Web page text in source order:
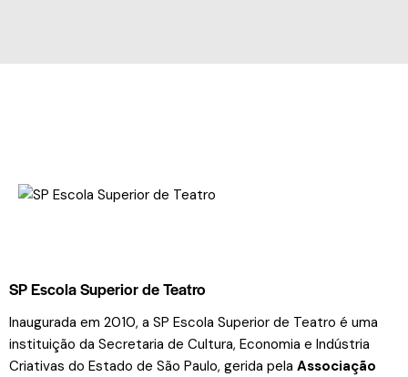
SP Escola Superior de Teatro
Inaugurada em 2010, a SP Escola Superior de Teatro é uma
instituição da Secretaria de Cultura, Economia e Indústria
Criativas do Estado de São Paulo, gerida pela Associação